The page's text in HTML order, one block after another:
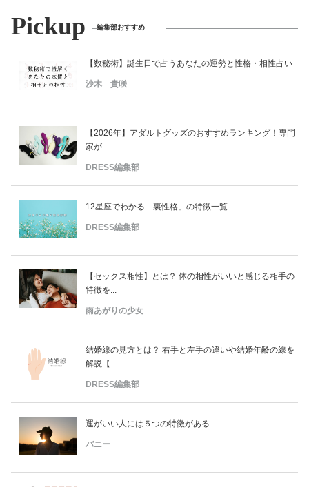
Pickup 編集部おすすめ
【数秘術】誕生日で占うあなたの運勢と性格・相性占い
沙木 貴咲
【2026年】アダルトグッズのおすすめランキング！専門
家が...
DRESS編集部
12星座でわかる「裏性格」の特徴一覧
DRESS編集部
【セックス相性】とは？ 体の相性がいいと感じる相手の
特徴を...
雨あがりの少女
結婚線の見方とは？ 右手と左手の違いや結婚年齢の線を
解説【...
DRESS編集部
運がいい人には５つの特徴がある
バニー